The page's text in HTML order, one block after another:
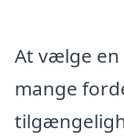
At vælge en
mange